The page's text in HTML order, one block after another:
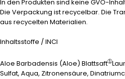
In den Produkten sind keine GVO-
Die Verpackung ist recycelbar. Die
aus recycelten Materialien.
Inhaltsstoffe / INCI
Aloe Barbadensis (Aloe) Blattsaft➀
Sulfat, Aqua, Zitronensäure,